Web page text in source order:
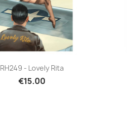
Quick view
RH249 - Lovely Rita
€15.00